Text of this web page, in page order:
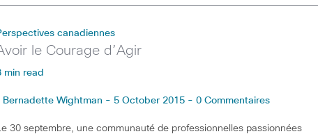
canadiennes
le Courage d’Agir
min read
Bernadette Wightman - 5 October 2015 - 0 Commentaires
30 septembre, une communauté de professionnelles passionnées